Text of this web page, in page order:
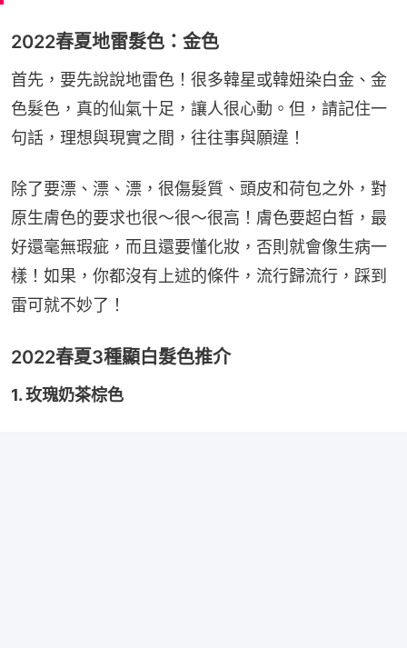
2022春夏地雷髮色：金色
首先，要先說說地雷色！很多韓星或韓妞染白金、金
色髮色，真的仙氣十足，讓人很心動。但，請記住一
句話，理想與現實之間，往往事與願違！
除了要漂、漂、漂，很傷髮質、頭皮和荷包之外，對
原生膚色的要求也很～很～很高！膚色要超白皙，最
好還毫無瑕疵，而且還要懂化妝，否則就會像生病一
樣！如果，你都沒有上述的條件，流行歸流行，踩到
雷可就不妙了！
2022春夏3種顯白髮色推介
1. 玫瑰奶茶棕色